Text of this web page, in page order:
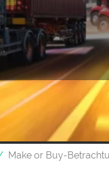
Make or Buy-